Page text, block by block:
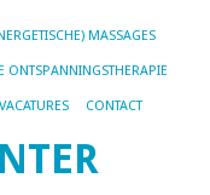
MASSAGES
ONTSPANNINGSTHERAPIE
VACATURES CONTACT